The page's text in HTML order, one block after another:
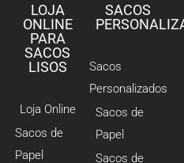
LOJA
ONLINE
PARA
SACOS
LISOS
Loja Online
Sacos de
Papel
SACOS
Sacos
Personalizados
Sacos de
Papel
Sacos de